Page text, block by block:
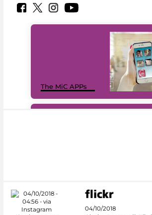
The MiC APPs
04/10/2018